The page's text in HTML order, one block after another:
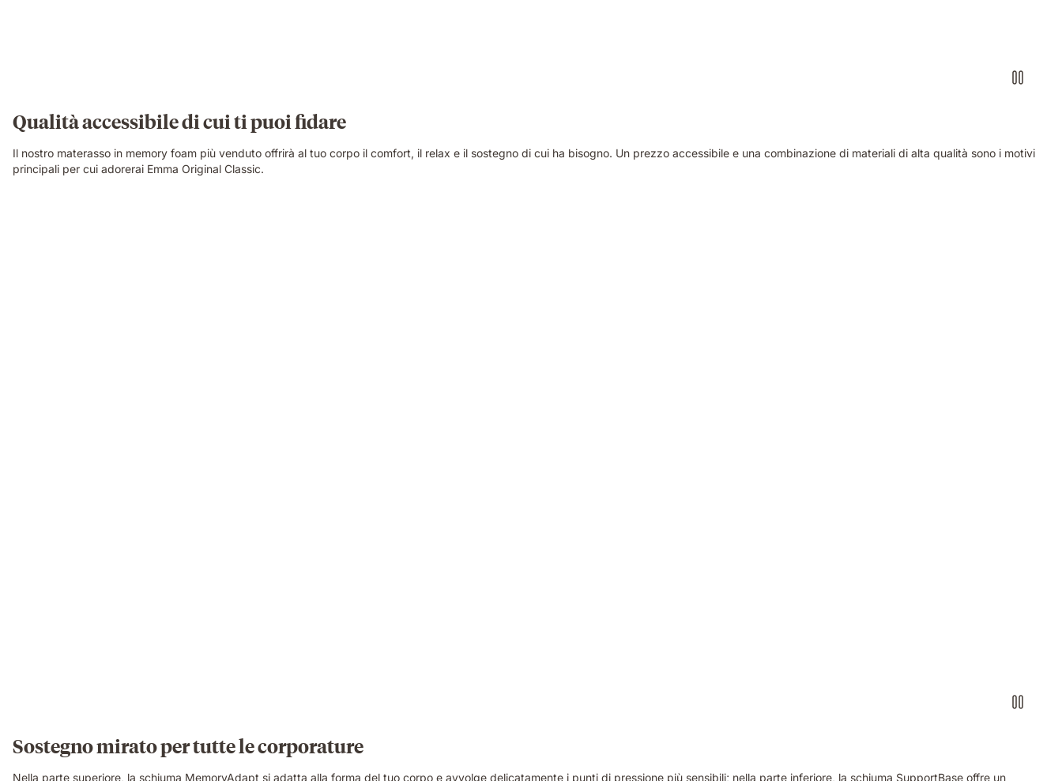
Qualità accessibile di cui ti puoi fidare
Il nostro materasso in memory foam più venduto offrirà al tuo corpo il comfort, il relax e il sostegno di cui ha bisogno. Un prezzo accessibile e una combinazione di materiali di alta qualità sono i motivi
principali per cui adorerai Emma Original Classic.
Sostegno mirato per tutte le corporature
Nella parte superiore, la schiuma MemoryAdapt si adatta alla forma del tuo corpo e avvolge delicatamente i punti di pressione più sensibili; nella parte inferiore, la schiuma SupportBase offre un